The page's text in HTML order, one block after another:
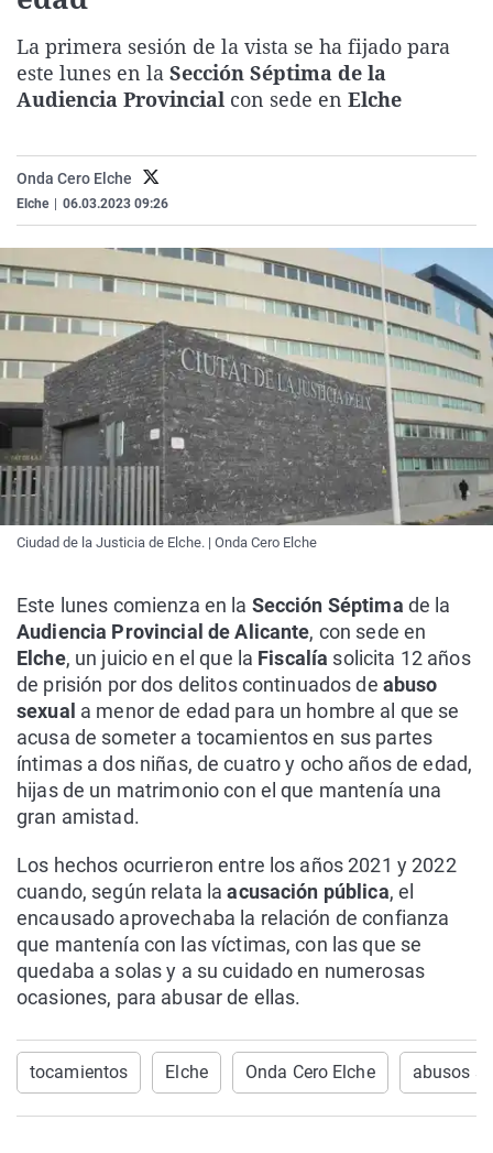
Gente viajera
Como el perro y el
Retornados
Equipo de
Galicia
La Rioja
Televisión
Elecciones
La primera sesión de la vista se ha fijado para
este lunes en la Sección Séptima de la
Audiencia Provincial con sede en Elche
Onda Cero Elche
Elche 06.03.2023 09:26
Ciudad de la Justicia de Elche. | Onda Cero Elche
Este lunes comienza en la Sección Séptima de la
Audiencia Provincial de Alicante, con sede en
Elche, un juicio en el que la Fiscalía solicita 12 años
de prisión por dos delitos continuados de abuso
sexual a menor de edad para un hombre al que se
acusa de someter a tocamientos en sus partes
íntimas a dos niñas, de cuatro y ocho años de edad,
hijas de un matrimonio con el que mantenía una
gran amistad.
Los hechos ocurrieron entre los años 2021 y 2022
cuando, según relata laacusación pública, el
encausado aprovechaba la relación de confianza
que mantenía con las víctimas, con las que se
quedaba a solas y a su cuidado en numerosas
ocasiones, para abusar de ellas.
tocamientos Elche Onda Cero Elche abusos